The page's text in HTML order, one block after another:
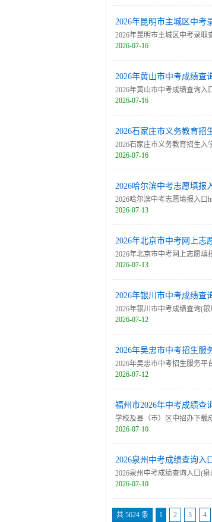
2026年昆明市主城区中考
2026年昆明市主城区中考录取
2026-07-16
2026年黄山市中考成绩查
2026年黄山市中考成绩查询入
2026-07-16
2026石家庄市义务教育招
2026石家庄市义务教育招生入
2026-07-16
2026哈尔滨中考志愿填报
2026哈尔滨中考志愿填报入口
间：7月21日9:00—7月22日
2026-07-13
2026年北京市中考网上志
2026年北京市中考网上志愿填
2026-07-13
2026年银川市中考成绩查
2026年银川市中考成绩查询(银
2026-07-12
2026年吴忠市中考招生服
2026年吴忠市中考招生服务平
妥善保管新密码。严禁任何单
2026-07-12
福州市2026年中考成绩查
学校及县（市）区中招办下载
年级、九年级成绩。
2026-07-10
2026泉州中考成绩查询入
2026泉州中考成绩查询入口(
绩。
2026-07-10
共 5624 条 1 2 3 4